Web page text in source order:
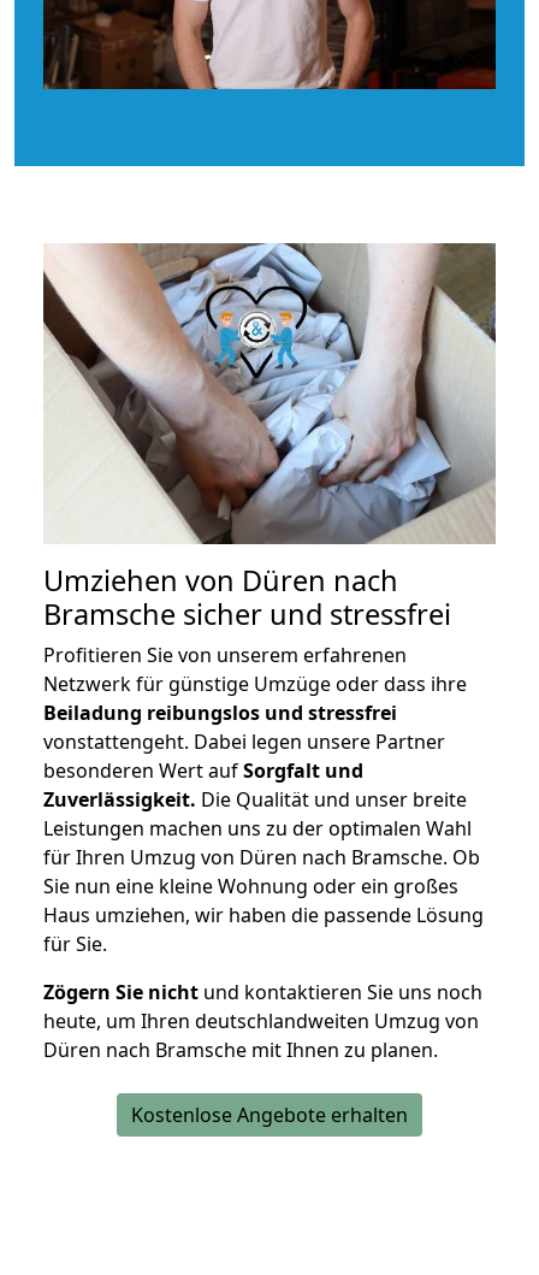
Umziehen von Düren nach
Bramsche sicher und stressfrei
Profitieren Sie von unserem erfahrenen
Netzwerk für günstige Umzüge oder dass ihre
Beiladung reibungslos und stressfrei
vonstattengeht. Dabei legen unsere Partner
besonderen Wert aufSorgfalt und
Zuverlässigkeit. Die Qualität und unser breite
Leistungen machen uns zu der optimalen Wahl
für Ihren Umzug von Düren nach Bramsche. Ob
Sie nun eine kleine Wohnung oder ein großes
Haus umziehen, wir haben die passende Lösung
für Sie.
Zögern Sie nicht und kontaktieren Sie uns noch
heute, um Ihren deutschlandweiten Umzug von
Düren nach Bramsche mit Ihnen zu planen.
Kostenlose Angebote erhalten